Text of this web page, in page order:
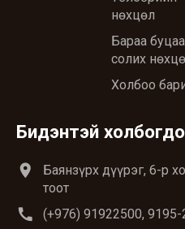
нөхцөл
Бараа
солих
Холбоо
Бидэнтэй
location_on
Баянзүрх дүүрэг, 6-р
тоот
call (+976) 91922500, 9195-